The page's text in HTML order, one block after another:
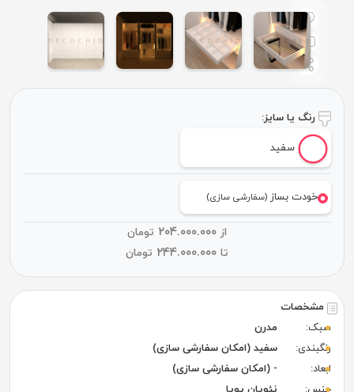
مشخصات
سبک:
مدرن
رنگبندی:
سفید (امکان سفارشی سازی)
ابعاد:
- (امکان سفارشی سازی)
رنگ یا سایز:
سفید
خودت بساز(سفارشی سازی)
از۲۰۴.۰۰۰.۰۰۰
تومان
تا
تومان